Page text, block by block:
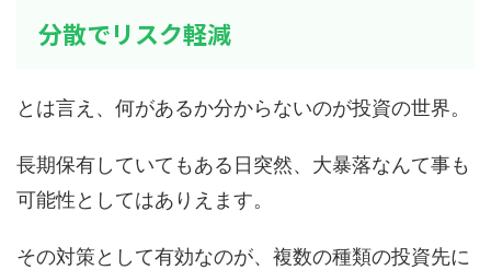
分散でリスク軽減
とは言え、何があるか分からないのが投資の世界。
長期保有していてもある日突然、大暴落なんて事も
可能性としてはありえます。
その対策として有効なのが、複数の種類の投資先に